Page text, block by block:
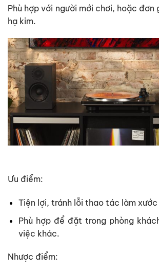
Phù hợp với người mới chơi, hoặc đơn
hạ kim.
Ưu điểm:
Tiện lợi, tránh lỗi thao tác làm
Phù hợp để đặt trong phòng
việc khác.
Nhược điểm: